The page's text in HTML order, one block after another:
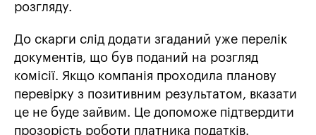
розгляду.
До скарги слід додати згаданий уже перелік
документів, що був поданий на розгляд
комісії. Якщо компанія проходила планову
перевірку з позитивним результатом, вказати
це не буде зайвим. Це допоможе підтвердити
прозорість роботи платника податків.